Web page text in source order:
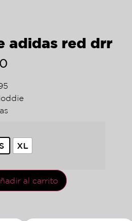
adidas red drr
S XL
al carrito